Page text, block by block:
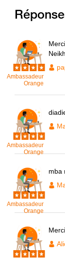
Ambassadeur
Orange
Ambassadeur
Orange
Ambassadeur
Orange
mba